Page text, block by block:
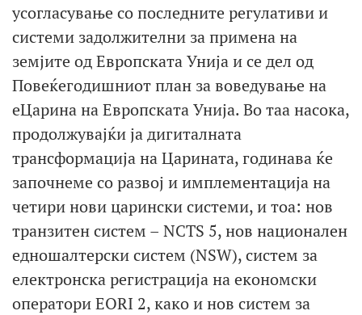
усогласување со последните регулативи и
системи задолжителни за примена на
земјите од Европската Унија и се дел од
Повеќегодишниот план за воведување на
еЦарина на Европската Унија. Во таа насока,
продолжувајќи ја дигиталната
трансформација на Царината, годинава ќе
започнеме со развој и имплементација на
четири нови царински системи, и тоа: нов
транзитен систем – NCTS 5, нов национален
едношалтерски систем (NSW), систем за
електронска регистрација на економски
оператори EORI 2, како и нов систем за